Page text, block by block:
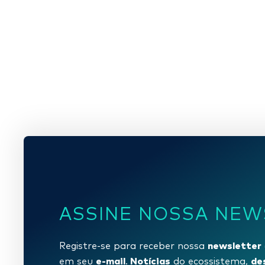
ASSINE NOSSA
Registre-se para receber nossa newsletter
em seu e-mail. Notícias do ecossistema,